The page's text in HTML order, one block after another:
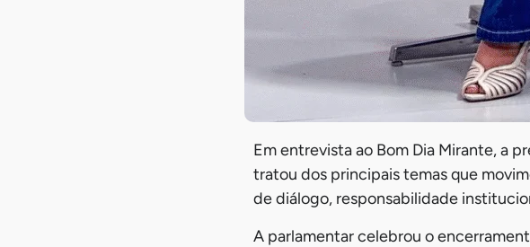
Em entrevista ao Bom Dia Mirante, a
tratou dos principais temas que
de diálogo, responsabilidade
A parlamentar celebrou o